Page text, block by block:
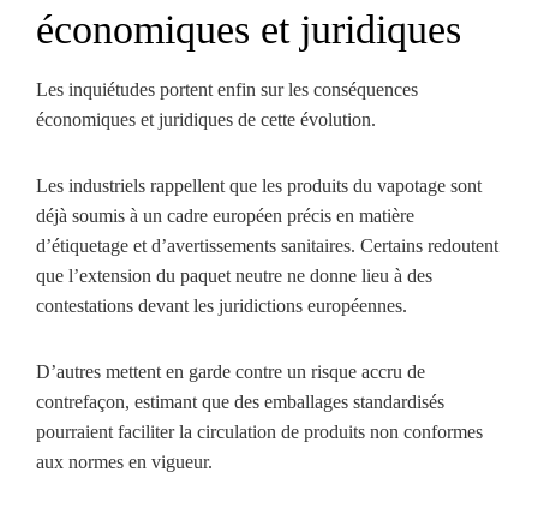
économiques et juridiques
Les inquiétudes portent enfin sur les conséquences
économiques et juridiques de cette évolution.
Les industriels rappellent que les produits du vapotage sont
déjà soumis à un cadre européen précis en matière
d’étiquetage et d’avertissements sanitaires. Certains redoutent
que l’extension du paquet neutre ne donne lieu à des
contestations devant les juridictions européennes.
D’autres mettent en garde contre un risque accru de
contrefaçon, estimant que des emballages standardisés
pourraient faciliter la circulation de produits non conformes
aux normes en vigueur.